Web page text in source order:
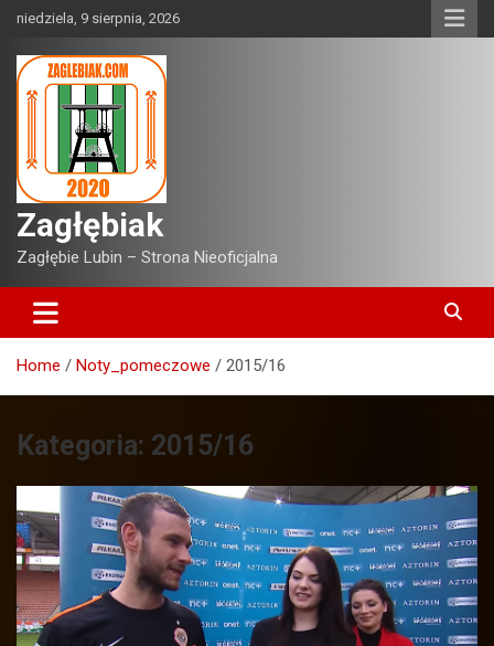
Skip
content
niedziela, 9 sierpnia, 2026
Zagłębiak
Zagłębie Lubin – Strona Nieoficjalna
Home Noty_pomeczowe 2015/16
Kategoria: 2015/16